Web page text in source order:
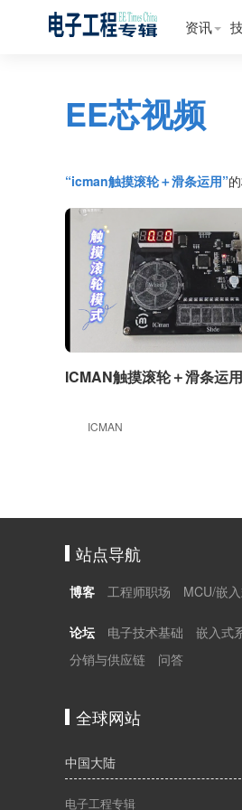
资讯
EE芯视频
“icman触摸滚轮＋滑条运用”
ICMAN触摸滚轮＋滑条运用
ICMAN
站点导航
博客 工程师职场 MCU/嵌
论坛 电子技术基础 嵌入式
分销与供应链
问答
全球网站
中国大陆
电子工程专辑